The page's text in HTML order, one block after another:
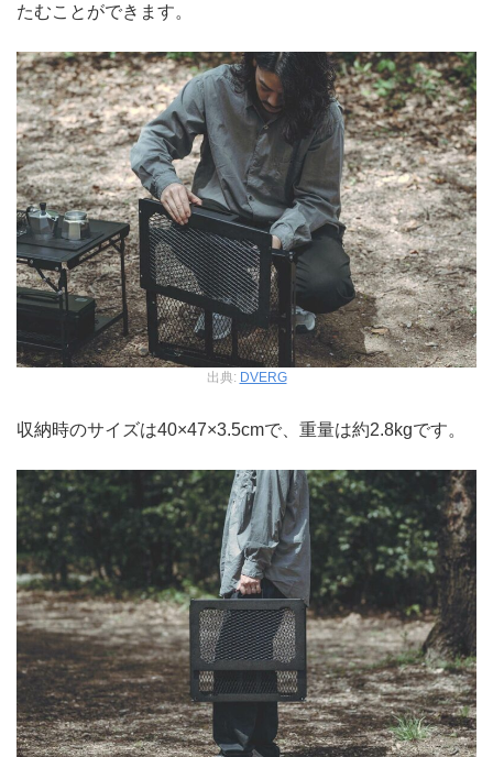
たむことができます。
出典: DVERG
収納時のサイズは40×47×3.5cmで、重量は約2.8kgです。